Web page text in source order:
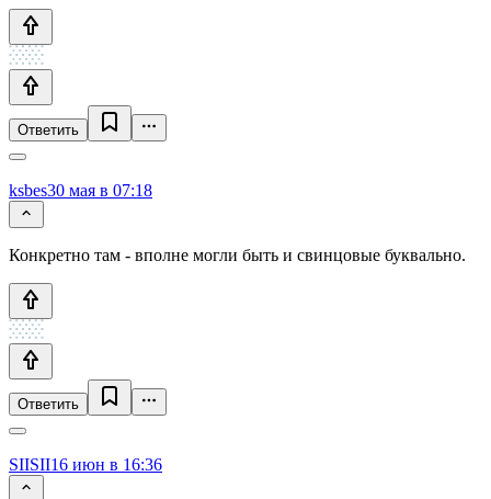
Ответить
ksbes30 мая в 07:18
Конкретно там - вполне могли быть и свинцовые буквально.
Ответить
SIISII16 июн в 16:36